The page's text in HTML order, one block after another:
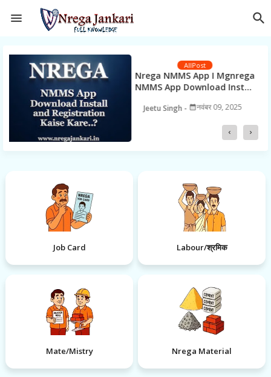
मॉनिटर कितने प्रकार के होते है
Monitor क्या है I Types of
Monitor in Hindi I यह कितने
Jeetu Singh नवंबर 05, 2025
Job Card Labour/श्रमिक
Mate/Mistry Nrega Material